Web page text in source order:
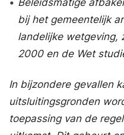
bij het gemeentelijk
landelijke wetgeving,
2000 en de Wet
In bijzondere gevallen
uitsluitingsgronden
toepassing van de